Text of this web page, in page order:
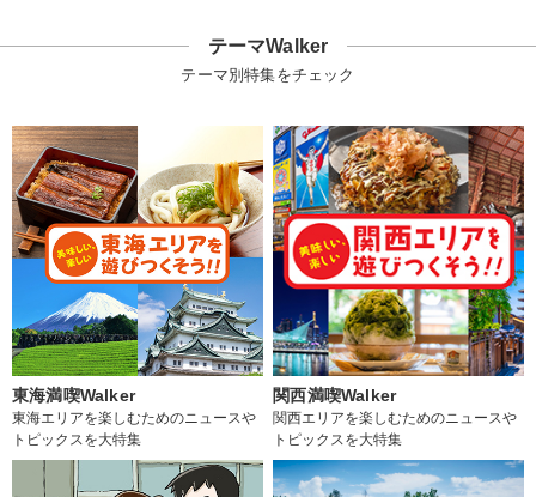
テーマWalker
テーマ別特集をチェック
東海満喫Walker
東海エリアを楽しむためのニュースや
トピックスを大特集
関西満喫Walker
関西エリアを楽しむためのニュースや
トピックスを大特集